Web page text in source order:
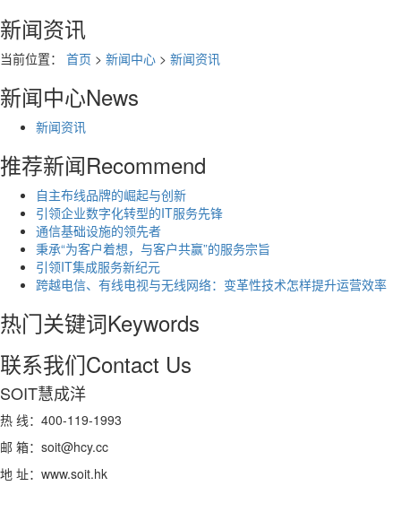
新闻资讯
当前位置： 首页 > 新闻中心 > 新闻资讯
新闻中心News
新闻资讯
推荐新闻Recommend
自主布线品牌的崛起与创新
引领企业数字化转型的IT服务先锋
通信基础设施的领先者
秉承“为客户着想，与客户共赢”的服务宗旨
引领IT集成服务新纪元
跨越电信、有线电视与无线网络：变革性技术怎样提升运营效率
热门关键词Keywords
联系我们Contact Us
SOIT慧成洋
热 线：400-119-1993
邮 箱：soit@hcy.cc
地 址：www.soit.hk